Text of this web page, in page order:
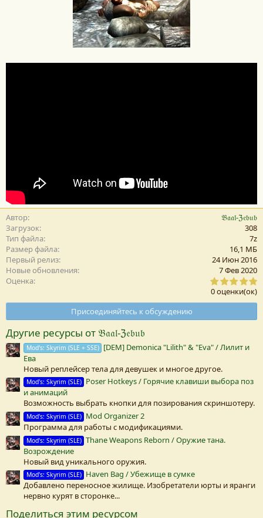
Автор
𝔅𝔞𝔞𝔩-ℨ𝔢𝔟𝔲𝔟
Загрузок
308
Тип файла
7z
Размер файла
16,1 MБ
Первый релиз
24 Июн 2016
Новые обновления
7 Фев 2020
Оценка
0
,
0
0
з
в
0 оценки(ок)
Присоединяйтесь к обсуждению
Другие ресурсы от 𝔅𝔞𝔞𝔩-ℨ𝔢𝔟𝔲𝔟
Mod's: Skyrim (SLE + SSE) [DEM] Demonica "Lilith" & "Eva" / Лилит и
Ева
Новый реплейсер тела для девушек и многое другое.
Mod's: Skyrim (SLE) Poser Hotkeys / Горячие клавиши выбора поз
и анимаций
Возможность выбрать кнопки для позирования скриншотеру.
Mod's: Skyrim (SLE) Mod Organizer 2
Программа для работы с модификациями.
Mod's: Skyrim (SLE) Thane Weapons Reborn / Оружие тана.
Возрождение
Новый вид уникального оружия.
Mod's: Skyrim (SLE) Haven Bag / Убежище в сумке
Добавлено переносное жилище. Изобретатели юрты и яранги
нервно курят в сторонке...
Поделиться этим ресурсом